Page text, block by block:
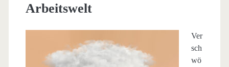
Arbeitswelt
Ver
sch
wö